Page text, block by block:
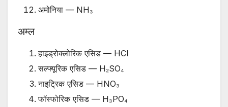
अमोनिया — NH₃
अम्ल
हाइड्रोक्लोरिक एसिड — HCl
सल्फ्यूरिक एसिड — H₂SO₄
नाइट्रिक एसिड — HNO₃
फॉस्फोरिक एसिड — H₃PO₄